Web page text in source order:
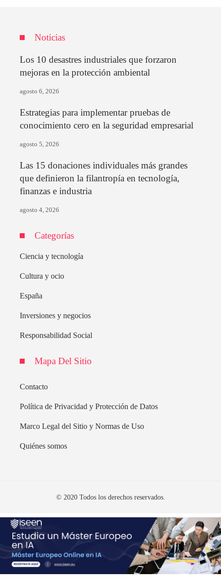
Noticias
Los 10 desastres industriales que forzaron
mejoras en la protección ambiental
agosto 6, 2026
Estrategias para implementar pruebas de
conocimiento cero en la seguridad empresarial
agosto 5, 2026
Las 15 donaciones individuales más grandes
que definieron la filantropía en tecnología,
finanzas e industria
agosto 4, 2026
Categorías
Ciencia y tecnología
Cultura y ocio
España
Inversiones y negocios
Responsabilidad Social
Mapa Del Sitio
Contacto
Política de Privacidad y Protección de Datos
Marco Legal del Sitio y Normas de Uso
Quiénes somos
© 2020 Todos los derechos reservados.